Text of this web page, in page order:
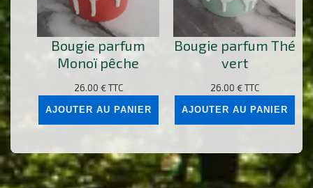
Bougie parfum
Monoï pêche
26.00 € TTC
AJOUTER AU PANIER
Bougie parfum Thé
vert
26.00 € TTC
AJOUTER AU PANIER